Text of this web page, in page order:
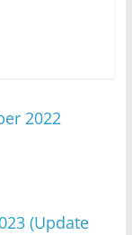
2022
(Update